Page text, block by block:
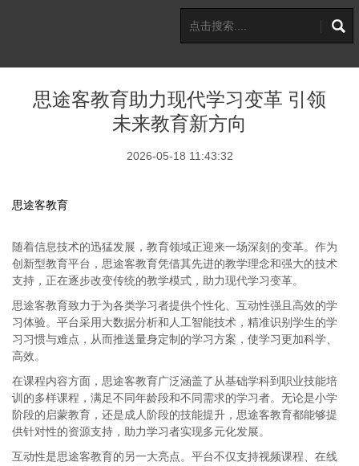
思途客教育助力现代学习变革 引领
未来教育新方向
2026-05-18 11:43:32
思途客教育
随着信息技术的迅猛发展，教育领域正迎来一场深刻的变革。作为
创新型教育平台，思途客教育凭借其先进的教学理念和强大的技术
支持，正在逐步改变传统的教学模式，助力现代学习变革。
思途客教育致力于为各类学习者提供个性化、互动性强且高效的学
习体验。平台采用大数据分析和人工智能技术，精准识别学生的学
习习惯与难点，从而推送量身定制的学习方案，使学习更加科学、
高效。
在课程内容方面，思途客教育广泛涵盖了从基础学科到职业技能培
训的多样课程，满足不同年龄段和不同需求的学习者。无论是小学
阶段的启蒙教育，还是成人阶段的技能提升，思途客教育都能够提
供针对性的资源支持，助力学习者实现多元化发展。
互动性是思途客教育的另一大亮点。平台不仅支持视频课程、在线